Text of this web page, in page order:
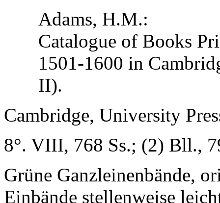
Adams, H.M.:
Catalogue of Books
1501-1600 in
II).
Cambridge, University
8°. VIII, 768 Ss.; (2) Bll.,
Grüne Ganzleinenbände,
Einbände stellenweise